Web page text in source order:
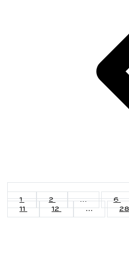
1 2 ... 6
11
12 ...